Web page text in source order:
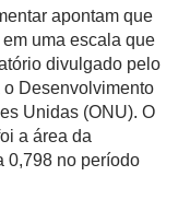
apontam que
uma escala que
divulgado pelo
Desenvolvimento
Unidas (ONU). O
a área da
0,798 no período